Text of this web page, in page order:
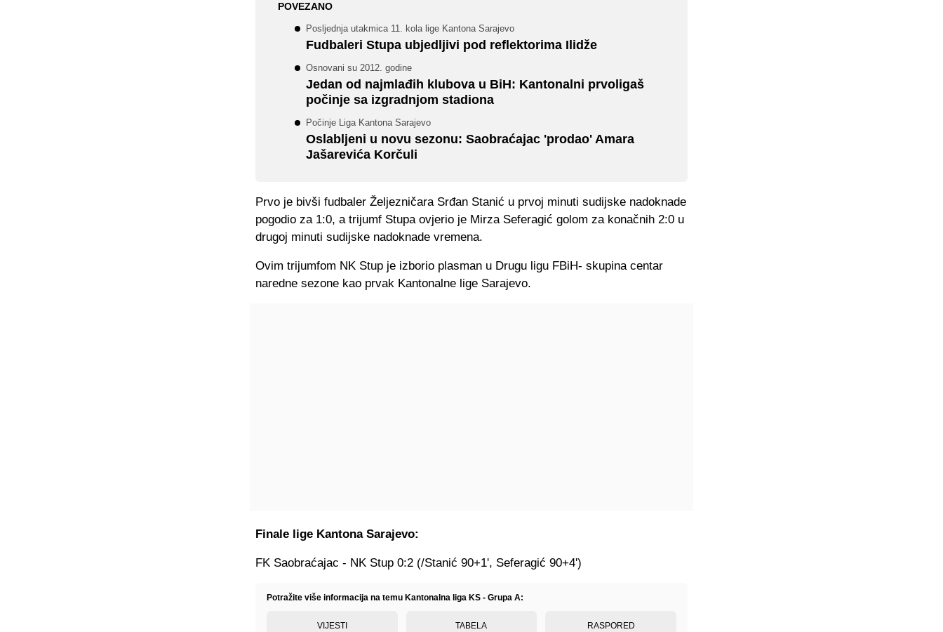
POVEZANO
Posljednja utakmica 11. kola lige Kantona Sarajevo
Fudbaleri Stupa ubjedljivi pod reflektorima Ilidže
Osnovani su 2012. godine
Jedan od najmlađih klubova u BiH: Kantonalni prvoligaš
počinje sa izgradnjom stadiona
Počinje Liga Kantona Sarajevo
Oslabljeni u novu sezonu: Saobraćajac 'prodao' Amara
Jašarevića Korčuli
Prvo je bivši fudbaler Željezničara Srđan Stanić u prvoj minuti sudijske nadoknade
pogodio za 1:0, a trijumf Stupa ovjerio je Mirza Seferagić golom za konačnih 2:0 u
drugoj minuti sudijske nadoknade vremena.
Ovim trijumfom NK Stup je izborio plasman u Drugu ligu FBiH- skupina centar
naredne sezone kao prvak Kantonalne lige Sarajevo.
Finale lige Kantona Sarajevo:
FK Saobraćajac - NK Stup 0:2 (/Stanić 90+1', Seferagić 90+4')
Potražite više informacija na temu Kantonalna liga KS - Grupa A:
VIJESTI TABELA RASPORED